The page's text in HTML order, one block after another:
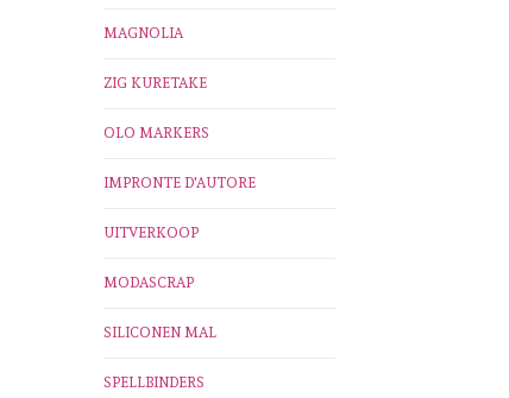
MAGNOLIA
ZIG KURETAKE
OLO MARKERS
IMPRONTE D'AUTORE
UITVERKOOP
MODASCRAP
SILICONEN MAL
SPELLBINDERS